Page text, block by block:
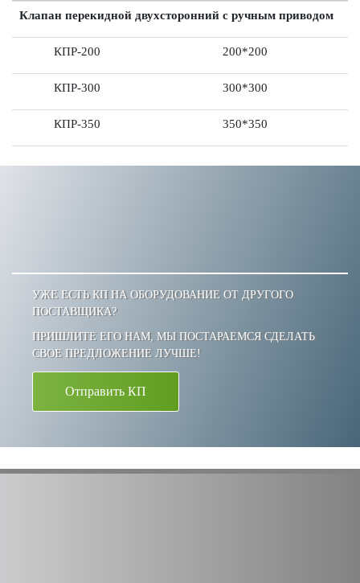
УЖЕ ЕСТЬ КП НА ОБОРУДОВАНИЕ ОТ ДРУГОГО
ПОСТАВЩИКА?
ПРИШЛИТЕ ЕГО НАМ, МЫ ПОСТАРАЕМСЯ СДЕЛАТЬ
СВОЕ ПРЕДЛОЖЕНИЕ ЛУЧШЕ!
Отправить КП
Клапан перекидной двухсторонний с ручным приводом
КПР-200 200*200
КПР-300 300*300
КПР-350 350*350